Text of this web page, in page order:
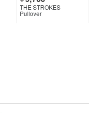
THE STROKES
Pullover